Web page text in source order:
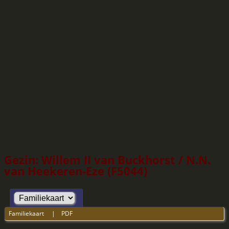
Gezin: Willem II van Buckhorst / N.N.
van Heekeren-Eze (F5044)
Familiekaart | PDF